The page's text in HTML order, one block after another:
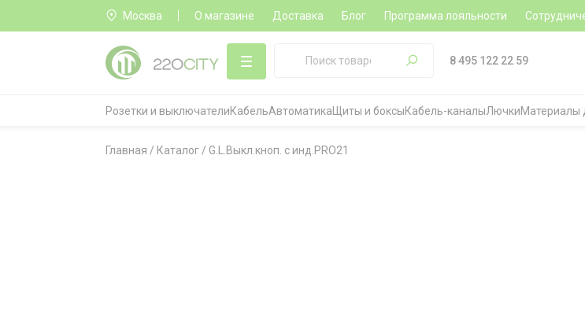
Москва О магазине Доставка Блог Программа лояльности
8 495 122 22 59
Розетки и выключателиКабельАвтоматика Щиты и боксыКабель-каналыЛючкиМатериалы
Главная / Каталог / G.L.Выкл.кноп. с инд.PRO21